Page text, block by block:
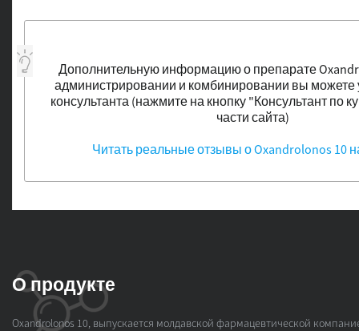
Дополнительную информацию о препарате
администрировании и комбинировании вы можете
консультанта (нажмите на кнопку "Консультант по
части сайта)
Читать реальные отзывы о Oxandrolonos 10
О продукте
Oxandrolonos 10, выпускается молдавской фармацевтической